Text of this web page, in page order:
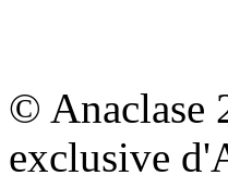
© Anaclase
exclusive